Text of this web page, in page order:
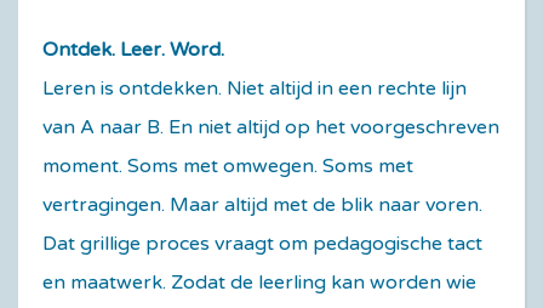
Ontdek. Leer. Word.
Leren is ontdekken. Niet altijd in een rechte lijn
van A naar B. En niet altijd op het voorgeschreven
moment. Soms met omwegen. Soms met
vertragingen. Maar altijd met de blik naar voren.
Dat grillige proces vraagt om pedagogische tact
en maatwerk. Zodat de leerling kan worden wie